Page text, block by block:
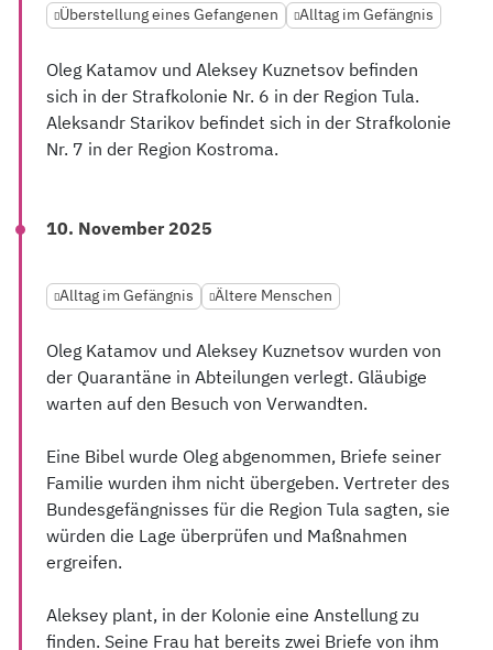
Überstellung eines Gefangenen Alltag im Gefängnis
Oleg Katamov und Aleksey Kuznetsov befinden
sich in der Strafkolonie Nr. 6 in der Region Tula.
Aleksandr Starikov befindet sich in der Strafkolonie
Nr. 7 in der Region Kostroma.
10. November 2025
Alltag im Gefängnis Ältere Menschen
Oleg Katamov und Aleksey Kuznetsov wurden von
der Quarantäne in Abteilungen verlegt. Gläubige
warten auf den Besuch von Verwandten.
Eine Bibel wurde Oleg abgenommen, Briefe seiner
Familie wurden ihm nicht übergeben. Vertreter des
Bundesgefängnisses für die Region Tula sagten, sie
würden die Lage überprüfen und Maßnahmen
ergreifen.
Aleksey plant, in der Kolonie eine Anstellung zu
finden. Seine Frau hat bereits zwei Briefe von ihm